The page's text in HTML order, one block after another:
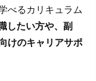
べるカリキュラム
したい方や、副
けのキャリアサポ